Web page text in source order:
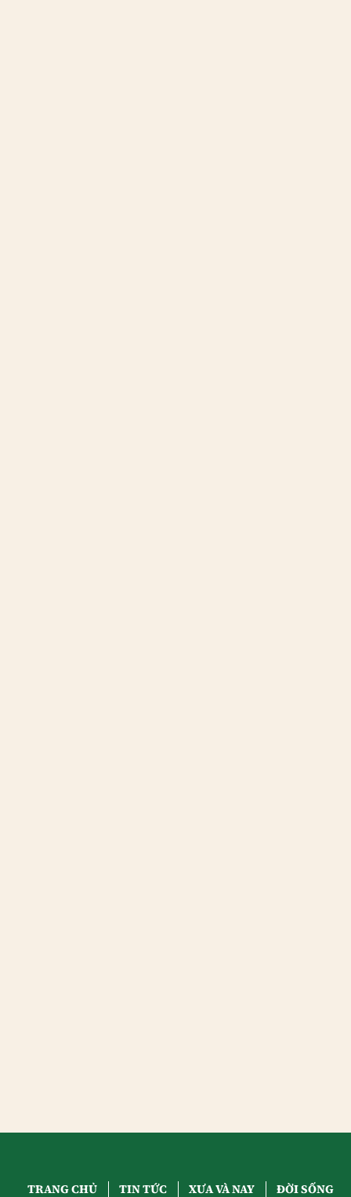
TRANG CHỦ TIN TỨC XƯA VÀ NAY ĐỜI SỐNG